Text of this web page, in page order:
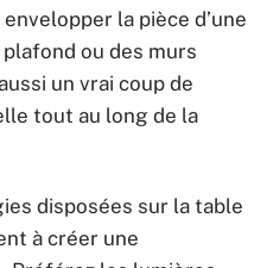
la pièce d’une
ou des murs
un vrai coup de
tout au long de la
disposées sur la table
à créer une